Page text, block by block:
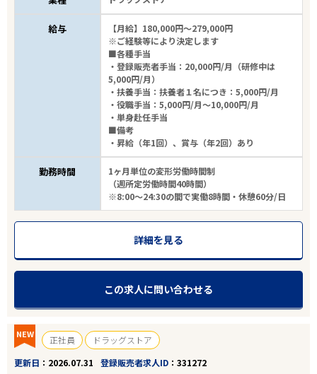
給与
【月給】180,000円～279,000円
※ご経験等により決定します
■各種手当
・登録販売者手当：20,000円/月（研修中は
5,000円/月）
・扶養手当：扶養者１名につき：5,000円/月
・役職手当：5,000円/月～10,000円/月
・単身赴任手当
■備考
・昇給（年1回）、賞与（年2回）あり
勤務時間
1ヶ月単位の変形労働時間制
（週所定労働時間40時間）
※8:00～24:30の間で実働8時間・休憩60分/日
詳細を見る
この求人に問い合わせる
NEW 正社員
ドラッグストア
更新日
2026.07.31 登録販売者求人ID 331272